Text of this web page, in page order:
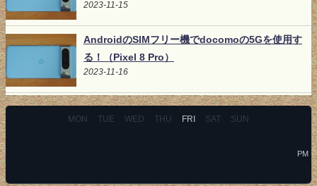
2023-11-15
AndroidのSIMフリー機でdocomoの5Gを使用す
る！（Pixel 8 Pro）
2023-11-16
MON TUE WED THU FRI SAT SUN
PM